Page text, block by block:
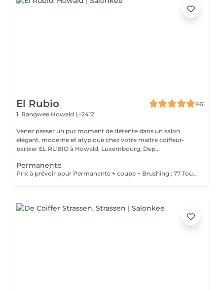
El Rubio
461
1, Rangwee Howald L-2412
Venez passer un pur moment de détente dans un salon
élégant, moderne et atypique chez votre maître coiffeur-
barbier EL RUBIO à Howald, Luxembourg. Dep...
Permanente
Prix à prévoir pour Permanante + coupe + Brushing : 77 Tous ces produits sont compris dans le prix : Mousse, Laque, Gel, Soin démêlant, Shampoing spécifique. Tous les produits que nous utilisons sont des produits de qualité professionnelle.